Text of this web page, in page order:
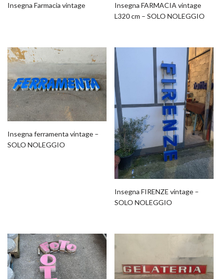
Insegna Farmacia vintage
Insegna FARMACIA vintage
L320 cm – SOLO NOLEGGIO
Insegna ferramenta vintage –
SOLO NOLEGGIO
Insegna FIRENZE vintage –
SOLO NOLEGGIO